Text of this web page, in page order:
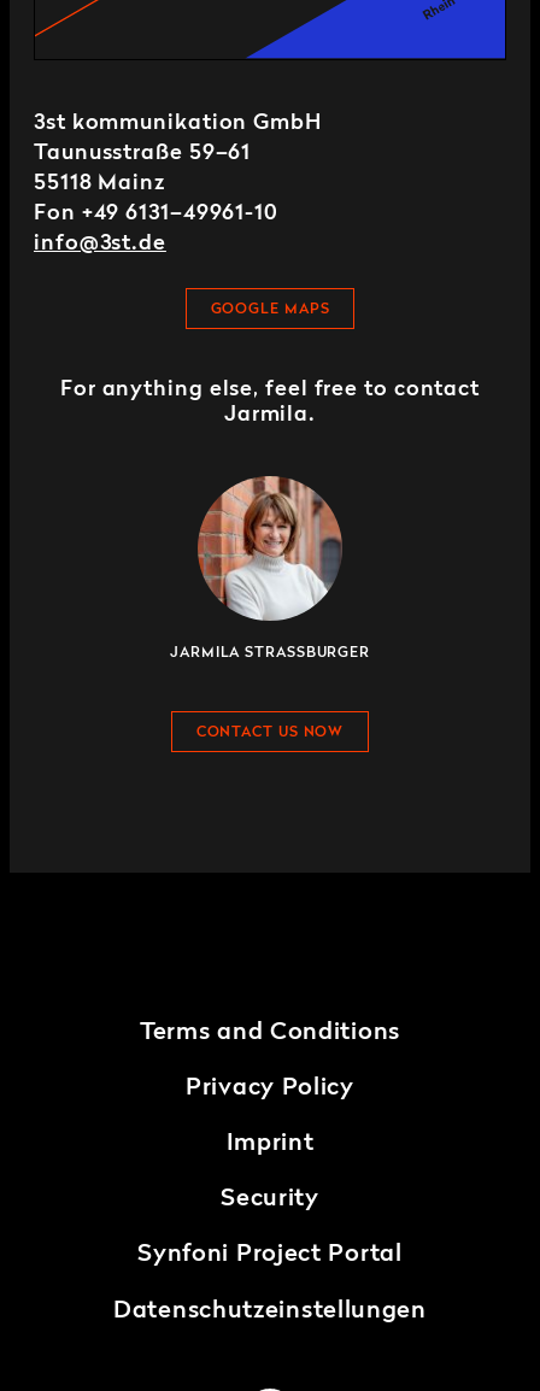
3st kommunikation GmbH
Taunusstraße 59–61
55118 Mainz
Fon +49 6131–49961-10
info@3st.de
GOOGLE MAPS
For anything else, feel free to contact
Jarmila.
JARMILA STRASSBURGER
CONTACT US NOW
Terms and Conditions
Privacy Policy
Imprint
Security
Synfoni Project Portal
Datenschutzeinstellungen